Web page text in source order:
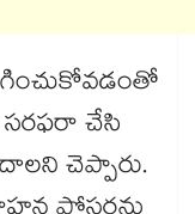
సరఫరా చేసి
చెప్పారు.